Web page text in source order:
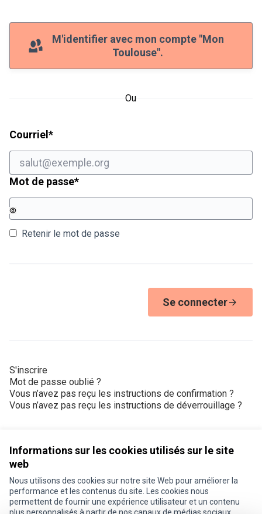
Informations sur les cookies utilisés sur le site
web
Nous utilisons des cookies sur notre site Web pour améliorer la
performance et les contenus du site. Les cookies nous
permettent de fournir une expérience utilisateur et un contenu
M'identifier avec mon compte "Mon
Toulouse".
Ou
Courriel *Champ obligatoire
Mot de passe*Champ obligatoire
Retenir le mot de passe
Se connecter
S'inscrire
Mot de passe oublié ?
Vous n’avez pas reçu les instructions de confirmation ?
Vous n’avez pas reçu les instructions de déverrouillage ?
Conditions d'utilisation
Paramètres des cookies
Je participe ! sur X
Je participe ! sur Facebook
Je participe ! sur Instagram